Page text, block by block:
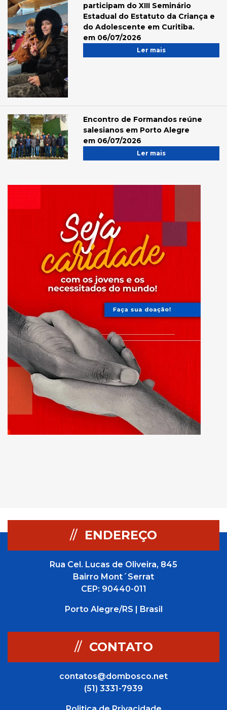
participam do XIII Seminário
Estadual do Estatuto da Criança e
do Adolescente em Curitiba.
em 06/07/2026
Ler mais
Encontro de Formandos reúne
salesianos em Porto Alegre
em 06/07/2026
Ler mais
// ENDEREÇO
Rua Cel. Lucas de Oliveira, 845
Bairro Mont´Serrat
CEP: 90440-011
Porto Alegre/RS | Brasil
// CONTATO
contatos@dombosco.net
(51) 3331-7939